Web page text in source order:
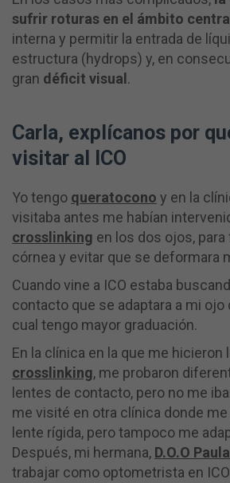
sufrir roturas en el ámbito central
interna y permitir la entrada de
estructura (hydrops) y, en
gran déficit visual .
Carla, explícanos por
visitar al ICO
Yo tengo queratocono y en la
visitaba antes me habían
crosslinking en los dos ojos,
córnea y evitar que se deformara
Cuando vine a ICO estaba
contacto que se adaptara a mi ojo
cual tengo mayor graduación.
En la clínica en la que me hicieron
crosslinking, me probaron
lentes de contacto, pero no me
me visité en otra clínica donde me
lente rígida, pero tampoco me
Después, mi hermana, D.O.O
trabajar como optometrista en